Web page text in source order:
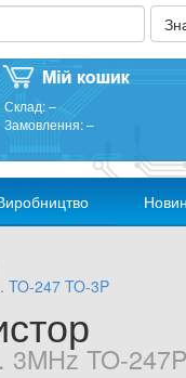
Склад:–
Замовлення:–
TO-247 TO-3P
TO-